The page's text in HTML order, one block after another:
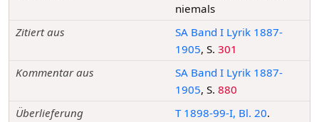
niemals
Zitiert aus
SA Band I Lyrik 1887-
1905, S.301
Kommentar aus
SA Band I Lyrik 1887-
1905, S.880
Überlieferung
T 1898-99-I, Bl. 20.